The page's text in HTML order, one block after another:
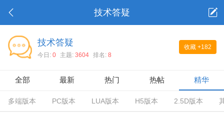
技术答疑
收藏 +182
技术答疑
今日: 0 主题: 3604 排名: 8
全部 最新 热门 热帖 精华
多端版本 PC版本 LUA版本 H5版本 2.5D版本